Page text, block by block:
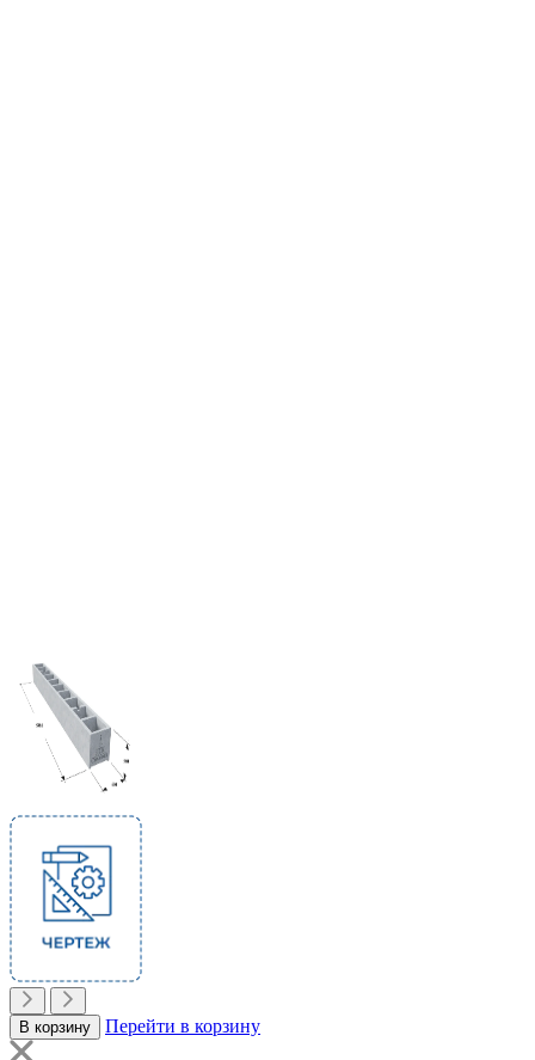
В корзину Перейти в корзину